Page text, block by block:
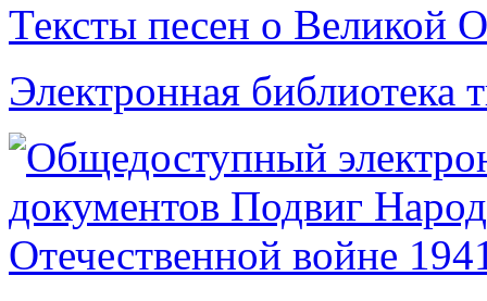
Тексты песен о Великой
Электронная библиотека